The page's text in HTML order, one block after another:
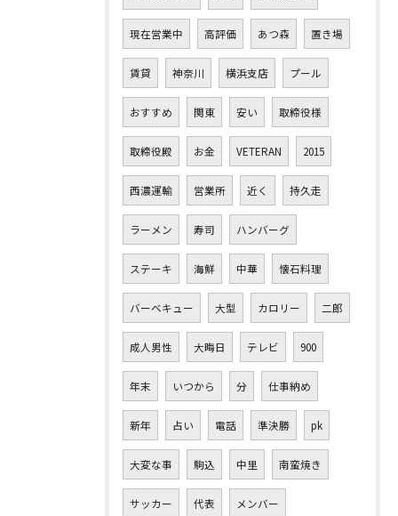
現在営業中 高評価 あつ森 置き場
賃貸 神奈川 横浜支店 プール
おすすめ 関東 安い 取締役様
取締役殿 お金 VETERAN 2015
西濃運輸 営業所 近く 持久走
ラーメン 寿司 ハンバーグ
ステーキ 海鮮 中華 懐石料理
バーベキュー 大型 カロリー 二郎
成人男性 大晦日 テレビ 900
年末 いつから 分 仕事納め
新年 占い 電話 準決勝 pk
大変な事 駒込 中里 南蛮焼き
サッカー 代表 メンバー